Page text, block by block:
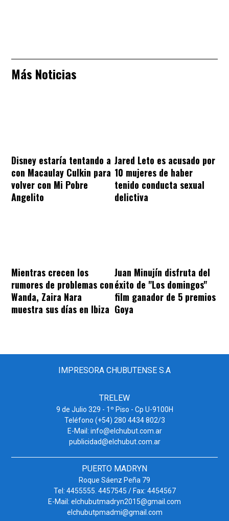
Más Noticias
Disney estaría tentando a
con Macaulay Culkin para
volver con Mi Pobre
Angelito
Jared Leto es acusado por
10 mujeres de haber
tenido conducta sexual
delictiva
Mientras crecen los
rumores de problemas con
Wanda, Zaira Nara
muestra sus días en Ibiza
Juan Minujín disfruta del
éxito de "Los domingos"
film ganador de 5 premios
Goya
IMPRESORA CHUBUTENSE S.A
TRELEW
9 de Julio 329 - 1º Piso - Cp U-9100H
Teléfono (+54) 280 4434 802/3
E-Mail: info@elchubut.com.ar
publicidad@elchubut.com.ar
PUERTO MADRYN
Roque Sáenz Peña 79
Tel: 4455555. 4457545 / Fax: 4454567
E-Mail: elchubutmadryn2015@gmail.com
elchubutpmadmi@gmail.com